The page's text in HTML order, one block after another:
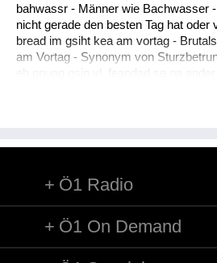
bahwassr - Männer wie Bachwasser
nicht gerade den besten Tag hat oder
bread im gsiht kea am vortag -
am Vortag - Synonym von
intreigad. - Gut das war jetzt vorerst
Ö1 Radio
Ö1 On Demand